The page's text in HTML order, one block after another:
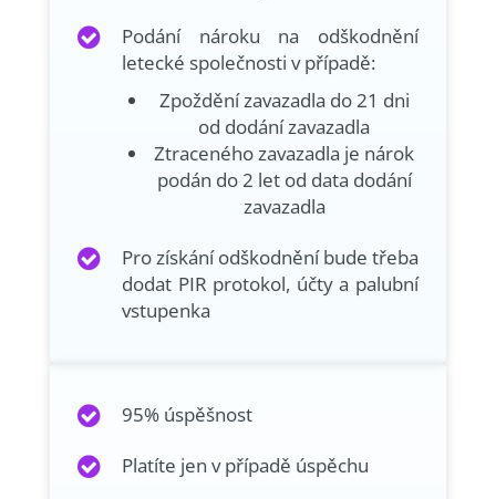
Podání nároku na odškodnění
letecké společnosti v případě:
Zpoždění zavazadla do 21 dni
od dodání zavazadla
Ztraceného zavazadla je nárok
podán do 2 let od data dodání
zavazadla
Pro získání odškodnění bude třeba
dodat PIR protokol, účty a palubní
vstupenka
95% úspěšnost
Platíte jen v případě úspěchu